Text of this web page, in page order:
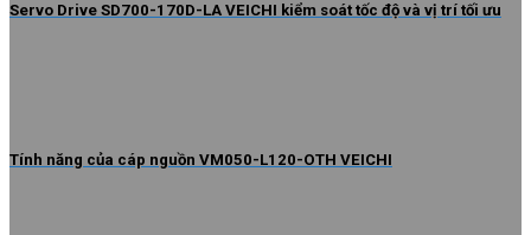
Servo Drive SD700-170D-LA VEICHI kiểm soát tốc độ và vị trí tối ưu
Tính năng của cáp nguồn VM050-L120-OTH VEICHI